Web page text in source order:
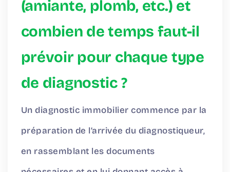
(amiante, plomb, etc.) et
combien de temps faut-il
prévoir pour chaque type
de diagnostic ?
Un diagnostic immobilier commence par la
préparation de l’arrivée du diagnostiqueur,
en rassemblant les documents